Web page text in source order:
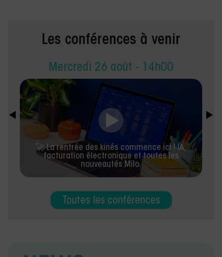
Les conférences à venir
Mercredi 26 août - 14h00
🚀 La rentrée des kinés commence ici ! IA,
facturation électronique et toutes les
nouveautés Milo.
Toutes les conférences